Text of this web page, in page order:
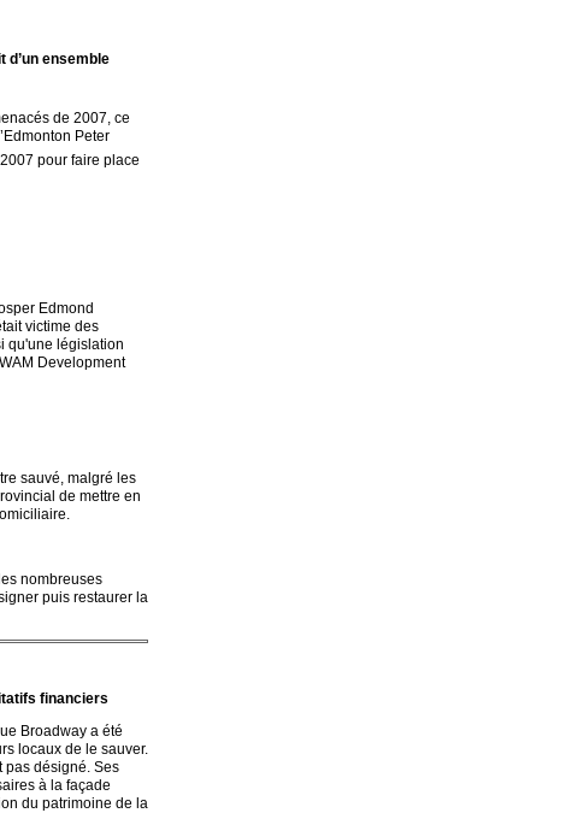
d’un ensemble
de 2007, ce
Peter
pour faire place
Edmond
victime des
qu'une législation
Development
sauvé, malgré les
de mettre en
nombreuses
puis restaurer la
financiers
Broadway a été
locaux de le sauver.
pas désigné. Ses
à la façade
du patrimoine de la